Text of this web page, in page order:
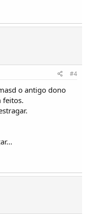
#4
o antigo dono
feitos.